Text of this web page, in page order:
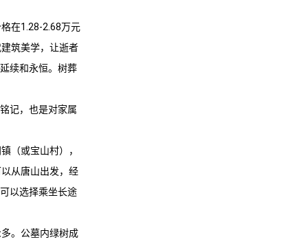
在1.28-2.68万元
筑美学，让逝者
续和永恒。树葬
记，也是对家属
（或宝山村），
从唐山出发，经
以选择乘坐长途
。公墓内绿树成